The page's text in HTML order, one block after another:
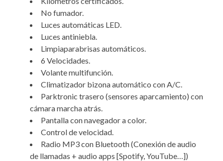
No fumador.
Luces automáticas LED.
Luces antiniebla.
Limpiaparabrisas automáticos.
6 Velocidades.
Volante multifunción.
Climatizador bizona automático con A/C.
Parktronic trasero (sensores aparcamiento) con
cámara marcha atrás.
Pantalla con navegador a color.
Control de velocidad.
Radio MP3 con Bluetooth (Conexión de audio
de llamadas + audio apps [Spotify, YouTube…])